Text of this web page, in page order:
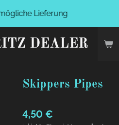
DEALER
Lieferung
Skippers Pipes
4,50 €